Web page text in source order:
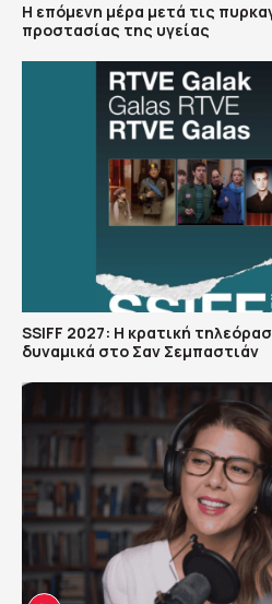
Η επόμενη μέρα μετά τις
προστασίας της υγείας
SSIFF 2027: Η κρατική
δυναμικά στο Σαν Σεμπαστιάν